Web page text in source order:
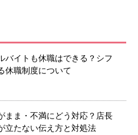
バイトも休職はできる？シフ
休職制度について
まま・不満にどう対応？店長
立たない伝え方と対処法